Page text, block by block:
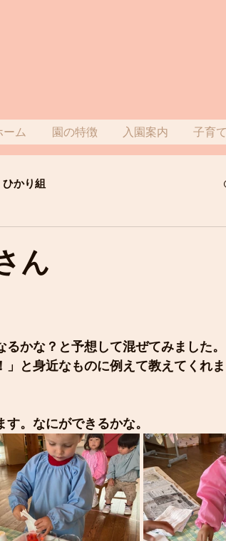
ーム 園の特徴 入園案内 子育
ひかり組
ん
かな？と予想して混ぜてみました。
」と身近なものに例えて教えてくれ
。なにができるかな。